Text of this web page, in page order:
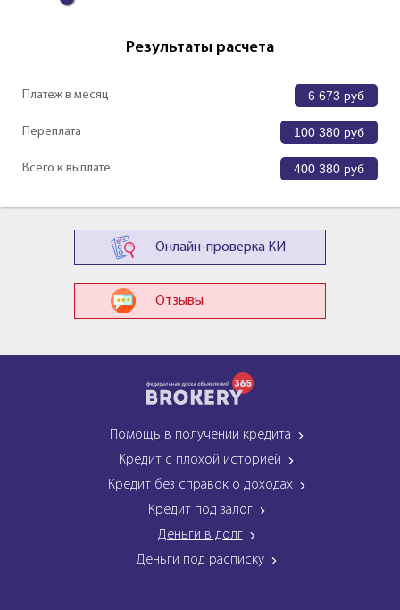
Результаты расчета
Платеж в месяц 6 673 руб
Переплата 100 380 руб
Всего к выплате 400 380 руб
Онлайн-проверка КИ
Отзывы
Помощь в получении кредита
Кредит с плохой историей
Кредит без справок о доходах
Кредит под залог
Деньги в долг
Деньги под расписку